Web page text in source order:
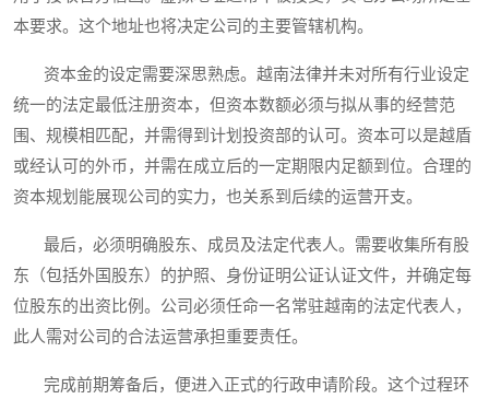
本要求。这个地址也将决定公司的主要管辖机构。
资本金的设定需要深思熟虑。越南法律并未对所有行业设定
统一的法定最低注册资本，但资本数额必须与拟从事的经营范
围、规模相匹配，并需得到计划投资部的认可。资本可以是越盾
或经认可的外币，并需在成立后的一定期限内足额到位。合理的
资本规划能展现公司的实力，也关系到后续的运营开支。
最后，必须明确股东、成员及法定代表人。需要收集所有股
东（包括外国股东）的护照、身份证明公证认证文件，并确定每
位股东的出资比例。公司必须任命一名常驻越南的法定代表人，
此人需对公司的合法运营承担重要责任。
完成前期筹备后，便进入正式的行政申请阶段。这个过程环